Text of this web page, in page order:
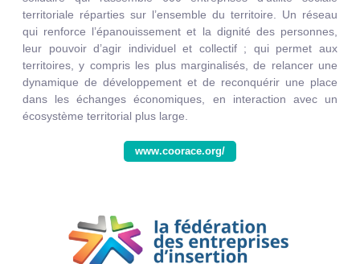
territoriale réparties sur l’ensemble du territoire. Un réseau
qui renforce l’épanouissement et la dignité des personnes,
leur pouvoir d’agir individuel et collectif ; qui permet aux
territoires, y compris les plus marginalisés, de relancer une
dynamique de développement et de reconquérir une place
dans les échanges économiques, en interaction avec un
écosystème territorial plus large.
www.coorace.org/